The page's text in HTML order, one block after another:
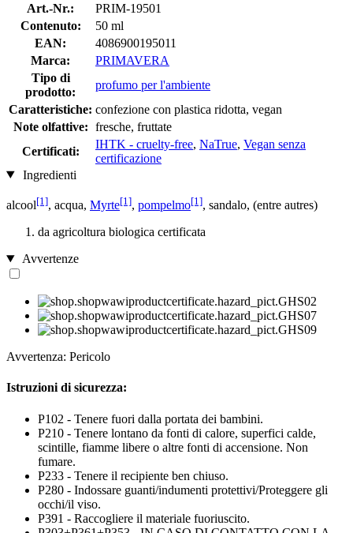
Art.-Nr.:
PRIM-19501
Contenuto:
50 ml
EAN:
4086900195011
Marca:
PRIMAVERA
Tipo di
prodotto:
profumo per l'ambiente
Caratteristiche: confezione con plastica ridotta, vegan
Note olfattive: fresche, fruttate
Certificati:
IHTK - cruelty-free, NaTrue, Vegan senza
certificazione
Ingredienti
alcool[1], acqua, Myrte[1], pompelmo[1], sandalo, (entre autres)
da agricoltura biologica certificata
Avvertenze
Avvertenza: Pericolo
Istruzioni di sicurezza:
P102 - Tenere fuori dalla portata dei bambini.
P210 - Tenere lontano da fonti di calore, superfici calde,
scintille, fiamme libere o altre fonti di accensione. Non
fumare.
P233 - Tenere il recipiente ben chiuso.
P280 - Indossare guanti/indumenti protettivi/Proteggere gli
occhi/il viso.
P391 - Raccogliere il materiale fuoriuscito.